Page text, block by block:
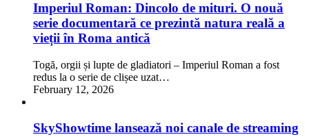
Imperiul Roman: Dincolo de mituri. O nouă
serie documentară ce prezintă natura reală a
vieții în Roma antică
Togă, orgii și lupte de gladiatori – Imperiul Roman a fost
redus la o serie de clișee uzat…
February 12, 2026
SkyShowtime lansează noi canale de streaming